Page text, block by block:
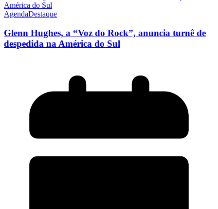
AgendaDestaque
Glenn Hughes, a “Voz do Rock”, anuncia turnê de
despedida na América do Sul